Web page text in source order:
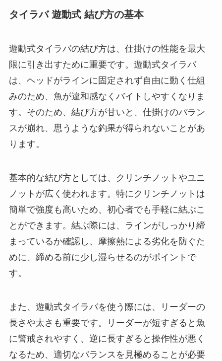
タイラバ 遊動式 結び方の基本
遊動式タイラバの結び方は、仕掛けの性能を最大
限に引き出すために重要です。遊動式タイラバ
は、ヘッドがラインに固定されず自由に動く仕組
みのため、魚が違和感なくバイトしやすくなりま
す。そのため、結び方が甘いと、仕掛けのバラン
スが崩れ、思うような釣果が得られないことがあ
ります。
基本的な結び方としては、クリンチノットやユニ
ノットが広く使われます。特にクリンチノットは
簡単で強度も高いため、初心者でも手軽に結ぶこ
とができます。結ぶ際には、ラインがしっかり締
まっているか確認し、摩擦熱による劣化を防ぐた
めに、締める前に少し湿らせるのがポイントで
す。
また、遊動式タイラバを使う際には、リーダーの
長さや太さも重要です。リーダーが短すぎると魚
に警戒されやすく、逆に長すぎると操作性が悪く
なるため、適切なバランスを見極めることが必要